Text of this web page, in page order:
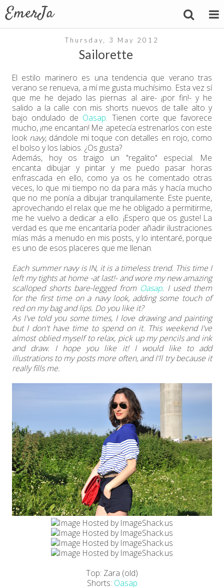
Thursday, 3 May 2012
Sailorette
El estilo marinero es una tendencia que verano tras
verano se renueva, a mí me gusta muchísimo. Esta vez sí
que me he dejado las piernas al aire- ¡por fin!- y he
salido a la calle con mis shorts nuevos de talle alto y
bajo ondulado de Oasap. Tienen corte que favorece
mucho, ¡me encantan! Me apetecía estrenarlos con este
look navy, dándole mi toque con detalles en rojo, como
el bolso y los labios. ¿Os gusta?
Además, hoy os traigo un "regalito" especial. Me
encanta dibujar y pintar y me puedo pasar horas
enfrascada en ello, como ya os he comentado otras
veces, lo que mi tiempo no da para más y hacía mucho
que no me ponía a dibujar tranquilamente. Este puente,
aprovechando el relax que me he obligado a permitirme,
me he vuelvo a dedicar a ello. ¡Espero que os guste! La
verdad es que me encantaría poder añadir ilustraciones
mías más a menudo en mis posts, y lo intentaré, porque
es uno de esos placeres que me llenan.
Each summer navy is IN, it is a timeless trend. This time I
left my tights at home -at last!- and wore my new amazing
scalloped shorts bare-legged from Oasap. I used them
for the first time on a navy look, adding some touch of
red on my bag and lips. Do you like it?
As I've told you some times, I love drawing and painting
but I don't have time to spend on it. This weekend I've
almost oblied myself to relax, pick up my pencils and ink
and draw. I hope you like it! I would like to add
illustrations to my posts more often, and I'll try because it
really fills me.
Top: Zara (old)
Shorts: Oasap